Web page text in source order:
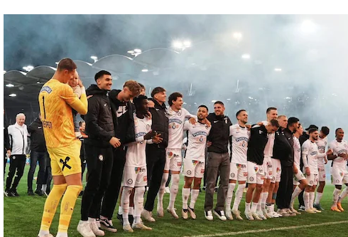
© Krone Multimedia GmbH & Co KG 2026
Muthgasse 2, 1190 Wien